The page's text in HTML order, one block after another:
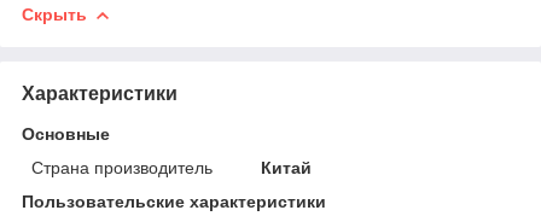
Скрыть
Характеристики
Основные
Страна производитель
Китай
Пользовательские характеристики